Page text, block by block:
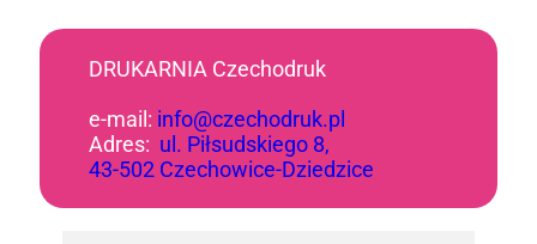
DRUKARNIA Czechodruk
e-mail: info@czechodruk.pl
Adres: ul. Piłsudskiego 8,
43-502 Czechowice-Dziedzice